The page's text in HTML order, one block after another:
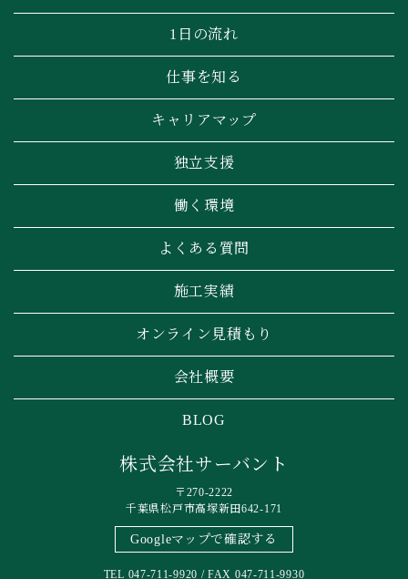
1日の流れ
仕事を知る
キャリアマップ
独立支援
働く環境
よくある質問
施工実績
オンライン見積もり
会社概要
BLOG
株式会社サーバント
〒270-2222
千葉県松戸市高塚新田642-171
Googleマップで確認する
TEL 047-711-9920 / FAX 047-711-9930